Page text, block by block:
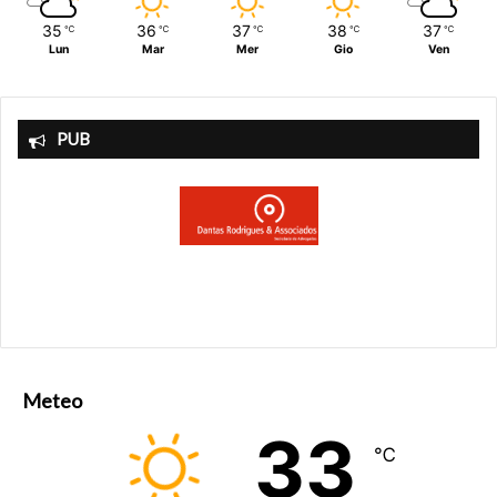
—————————————————————————
——
Pro – Loco S. Martino Cilento e Centro Culturale
Studi Storici “Il Saggio”,Organizzano, ilConcorso
Nazionale di Narrativa 2022
-Sezione: “I racconti dell’emigrazione” IX Ed.
-Sezione: “Racconti a tema libero” VIII Ed.
in possesso di fotografie
desiderano che siano pubblicate
sull’antologia del concorso, sono pregati di inviare
delle copie di buona qualità o
comunque fedeli agli originali, per via ordinaria o per
35 ℃
Lun
36 ℃
Mar
37 ℃
Mer
38 ℃
Gio
37 ℃
Ven
PUB
Meteo
33 ℃